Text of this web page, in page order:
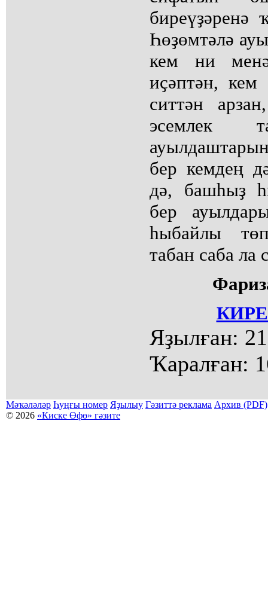
биреүҙәренә
Һөҙөмтәлә
кем ни
иҫәптән,
ситтән
эсемлек
бер кемдең
дә, башһыҙ
бер
һыбайлы
табан саба ла
Яҙылған:
Ҡаралған:
Мәҡәләләр Һуңғы номер Яҙылыу Гәзиттә реклама Архив (PDF)
© 2026 «Киске Өфө» гәзите